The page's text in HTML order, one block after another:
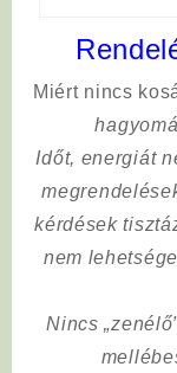
Miért nincs
Időt, energiát
kérdések
nem
Nincs